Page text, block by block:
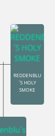
REDDENBLU
´S HOLY
SMOKE